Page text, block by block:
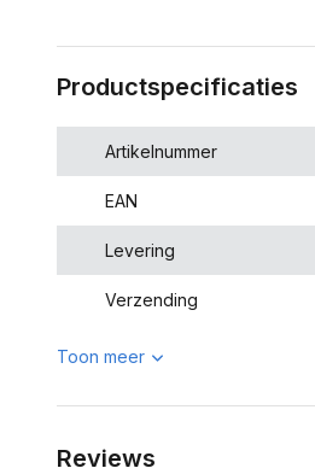
Productspecificaties
Artikelnummer
EAN
Levering
Verzending
Toon meer
Reviews